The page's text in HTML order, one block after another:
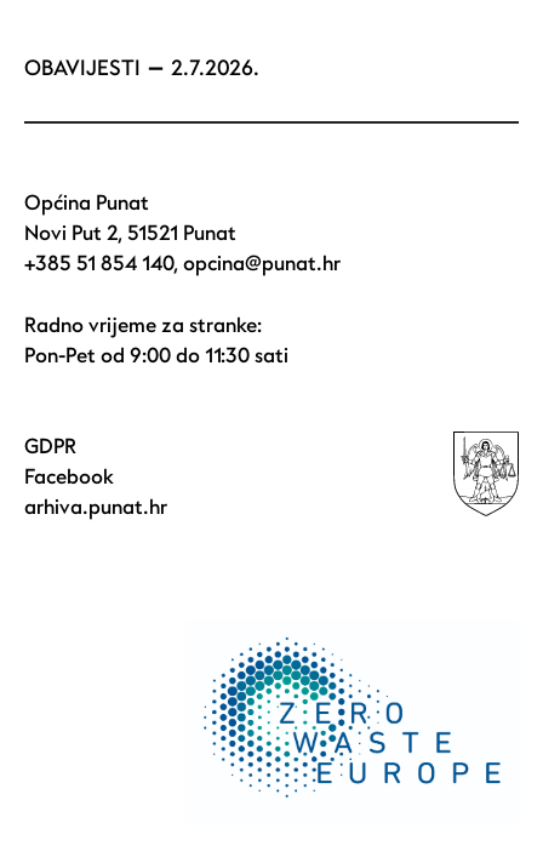
OBAVIJESTI 2.7.2026.
Općina Punat
Novi Put 2, 51521 Punat
+385 51 854 140,opcina@punat.hr
Radno vrijeme za stranke:
Pon-Pet od 9:00 do 11:30 sati
GDPR
Facebook
arhiva.punat.hr